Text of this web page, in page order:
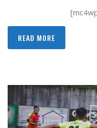
READ MORE